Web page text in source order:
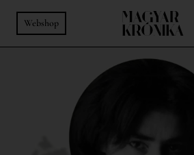
Webshop